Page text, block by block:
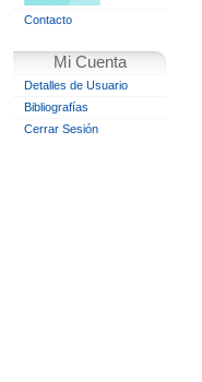
Contacto
Mi Cuenta
Detalles de Usuario
Bibliografías
Cerrar Sesión